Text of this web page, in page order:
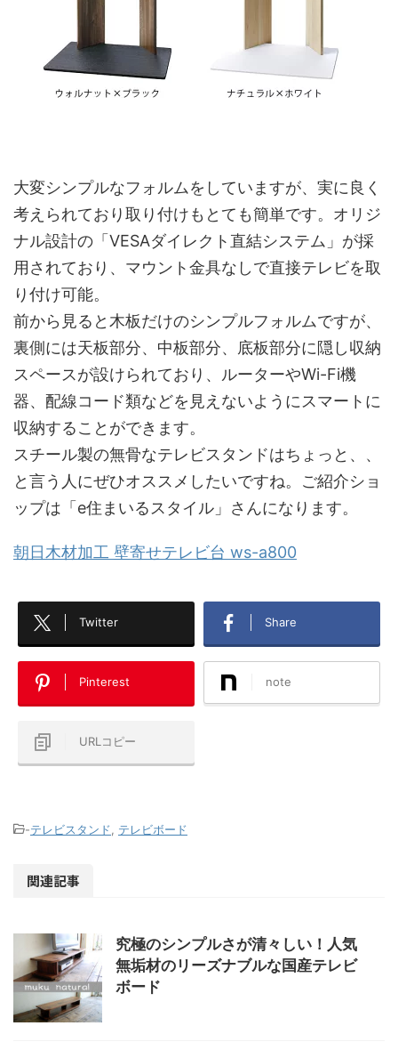
大変シンプルなフォルムをしていますが、実に良く
考えられており取り付けもとても簡単です。オリジ
ナル設計の「VESAダイレクト直結システム」が採
用されており、マウント金具なしで直接テレビを取
り付け可能。
前から見ると木板だけのシンプルフォルムですが、
裏側には天板部分、中板部分、底板部分に隠し収納
スペースが設けられており、ルーターやWi-Fi機
器、配線コード類などを見えないようにスマートに
収納することができます。
スチール製の無骨なテレビスタンドはちょっと、、
と言う人にぜひオススメしたいですね。ご紹介ショ
ップは「e住まいるスタイル」さんになります。
朝日木材加工 壁寄せテレビ台 ws-a800
Twitter Share
Pinterest note
URLコピー
-テレビスタンド テレビボード
関連記事
究極のシンプルさが清々しい！人気
無垢材のリーズナブルな国産テレビ
ボード